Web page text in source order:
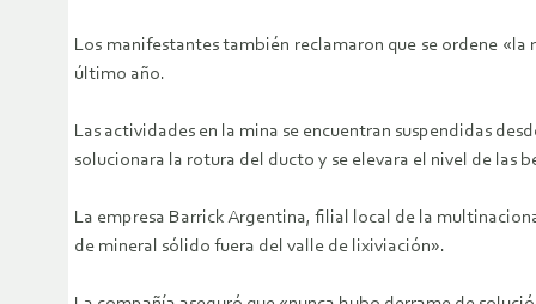
Los manifestantes también reclamaron que se ordene
último año.
Las actividades en la mina se encuentran suspendidas
solucionara la rotura del ducto y se elevara el nivel de las
La empresa Barrick Argentina, filial local de la
de mineral sólido fuera del valle de lixiviación».